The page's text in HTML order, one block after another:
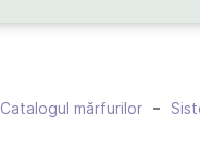
Catalogul mărfurilor